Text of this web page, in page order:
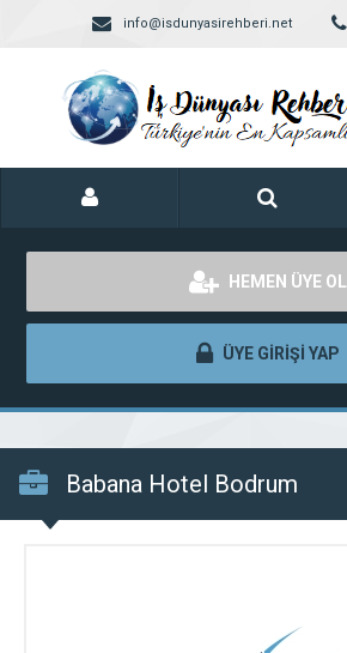
info@isdunyasirehberi.net
HEMEN ÜYE OL
ÜYE GİRİŞİ YAP
Babana Hotel Bodrum